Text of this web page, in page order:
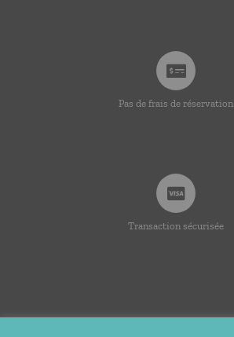
Pas de frais de réservation
Transaction sécurisée